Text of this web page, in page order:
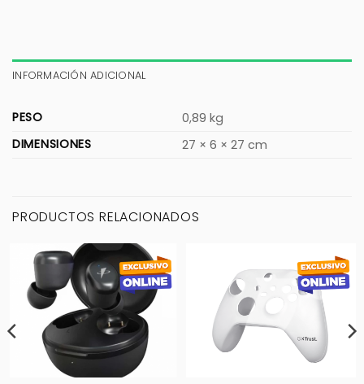
INFORMACIÓN ADICIONAL
PESO
0,89 kg
DIMENSIONES
27 × 6 × 27 cm
PRODUCTOS RELACIONADOS